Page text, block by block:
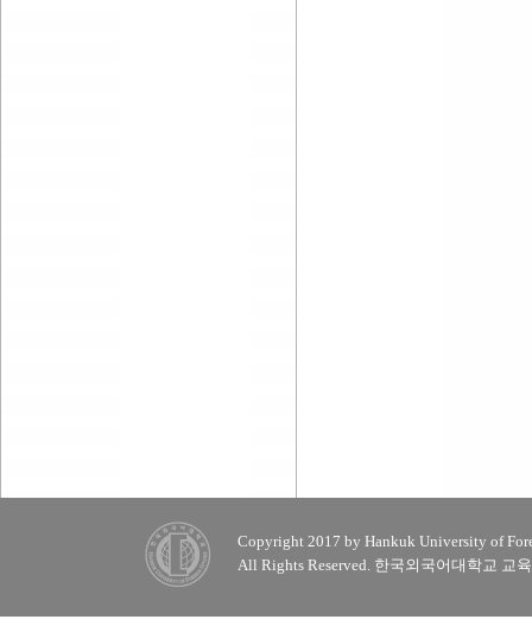
Copyright 2017 by Hankuk University of
All Rights Reserved. 한국외국어대학교 교